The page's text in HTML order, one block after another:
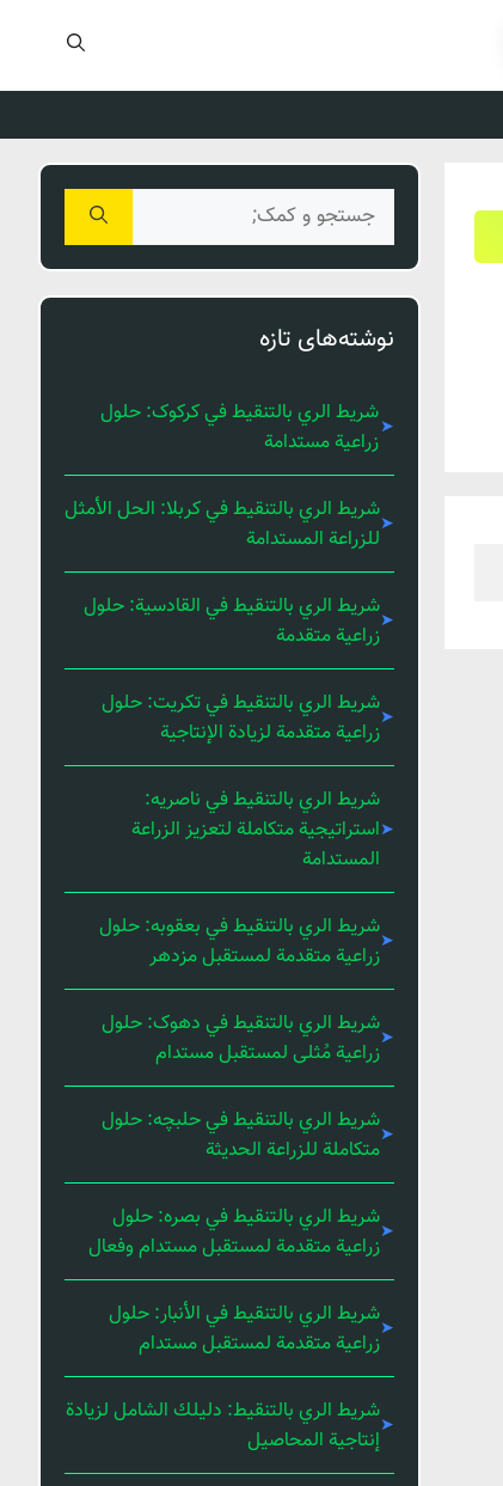
برای:
نوشته‌های تازه
شريط الري بالتنقيط في کرکوک: حلول
زراعية مستدامة
شريط الري بالتنقيط في كربلا: الحل الأمثل
للزراعة المستدامة
شريط الري بالتنقيط في القادسية: حلول
زراعية متقدمة
شريط الري بالتنقيط في تكريت: حلول
زراعية متقدمة لزيادة الإنتاجية
شريط الري بالتنقيط في ناصریه:
استراتيجية متكاملة لتعزيز الزراعة
المستدامة
شريط الري بالتنقيط في بعقوبه: حلول
زراعية متقدمة لمستقبل مزدهر
شريط الري بالتنقيط في دهوک: حلول
زراعية مُثلى لمستقبل مستدام
شريط الري بالتنقيط في حلبچه: حلول
متكاملة للزراعة الحديثة
شريط الري بالتنقيط في بصره: حلول
زراعية متقدمة لمستقبل مستدام وفعال
شريط الري بالتنقيط في الأنبار: حلول
زراعية متقدمة لمستقبل مستدام
شريط الري بالتنقيط: دليلك الشامل لزيادة
إنتاجية المحاصيل